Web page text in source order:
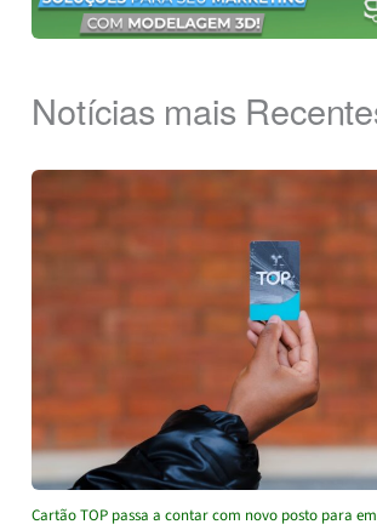
Notícias mais
Cartão TOP passa a contar com novo posto para